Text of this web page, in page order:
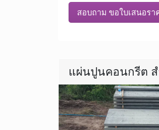
สอบถาม ขอใบเสนอรา
แผ่นปูนคอนกรีต ส